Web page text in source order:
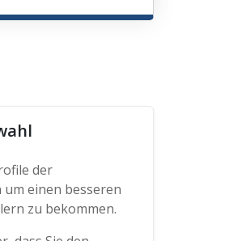
der
einen besseren
zu bekommen.